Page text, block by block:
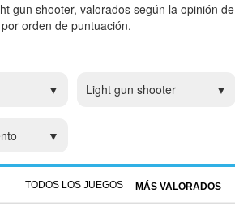
gun shooter, valorados según la opinión de
orden de puntuación.
Light gun shooter
TODOS LOS JUEGOS MÁS VALORADOS